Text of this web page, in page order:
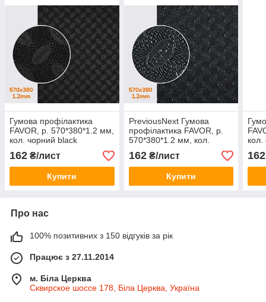
Гумова профілактика
FAVOR, р. 570*380*1.2 мм,
кол. чорний black
162 ₴/лист
Купити
PreviousNext Гумова
профілактика FAVOR, р.
570*380*1.2 мм, кол.
темно-сірий dark grey
162₴/лист
Купити
кол.
162
Про нас
100% позитивних з 150 відгуків за рік
Працює з 27.11.2014
м. Біла Церква
Сквирское шоссе 178, Біла Церква, Україна